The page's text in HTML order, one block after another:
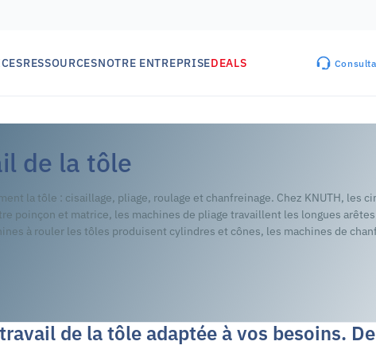
RESSOURCESNOTRE ENTREPRISEDEALS
de la tôle
la tôle : cisaillage, pliage, roulage et chanfreinage. Chez KNUTH, les
poinçon et matrice, les machines de pliage travaillent les longues
à rouler les tôles produisent cylindres et cônes, les machines de
de la tôle adaptée à vos besoins.